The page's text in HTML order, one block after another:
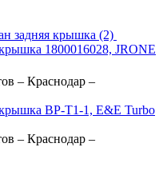
задняя крышка (2)
1800016028, JRONE
– Краснодар –
BP-T1-1, E&E Turbo
– Краснодар –